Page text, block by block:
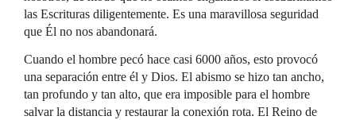
las Escrituras diligentemente. Es una maravillosa seguridad
que Él no nos abandonará.
Cuando el hombre pecó hace casi 6000 años, esto provocó
una separación entre él y Dios. El abismo se hizo tan ancho,
tan profundo y tan alto, que era imposible para el hombre
salvar la distancia y restaurar la conexión rota. El Reino de